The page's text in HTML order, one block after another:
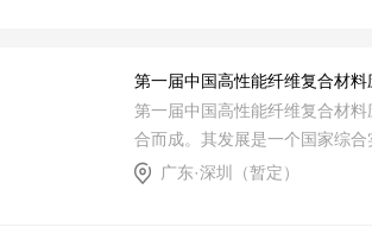
第一届中国高性能纤维复合材
第一届中国高性能纤维复合材
合而成。其发展是一个国家综
广东·深圳（暂定）